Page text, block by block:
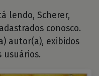
lendo, Scherer,
conosco.
autor(a), exibidos
usuários.